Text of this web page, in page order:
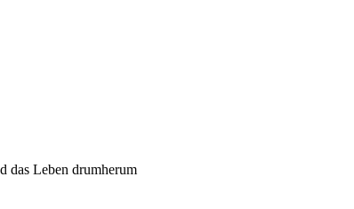
das Leben drumherum